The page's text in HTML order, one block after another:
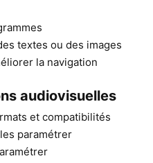
textes ou des images
la navigation
audiovisuelles
et compatibilités
paramétrer